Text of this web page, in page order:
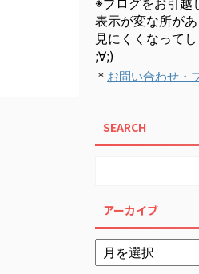
※ブログをお引越
表示が変な所があ
見にくくなって
;∀;)
＊ お問い合わせ・
SEARCH
アーカイブ